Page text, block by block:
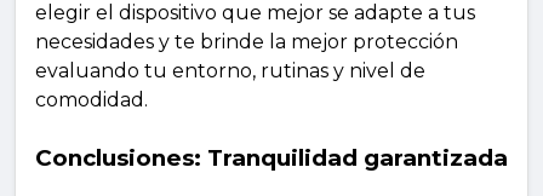
elegir el dispositivo que mejor se adapte a tus
necesidades y te brinde la mejor protección
evaluando tu entorno, rutinas y nivel de
comodidad.
Conclusiones: Tranquilidad garantizada